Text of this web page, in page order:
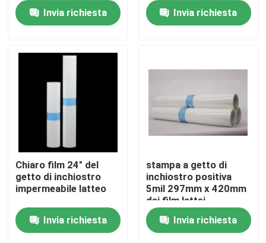
Chi siamo
Controllo di qualità
notizie
Tutti i casi
Invia richiesta
Invia richiesta
Chiaro film 24" del
getto di inchiostro
impermeabile latteo
Invia richiesta
stampa a getto di
inchiostro positiva
5mil 297mm x 420mm
dei film lattei
impermeabili della
matrice per serigrafia
11x17
Invia richiesta